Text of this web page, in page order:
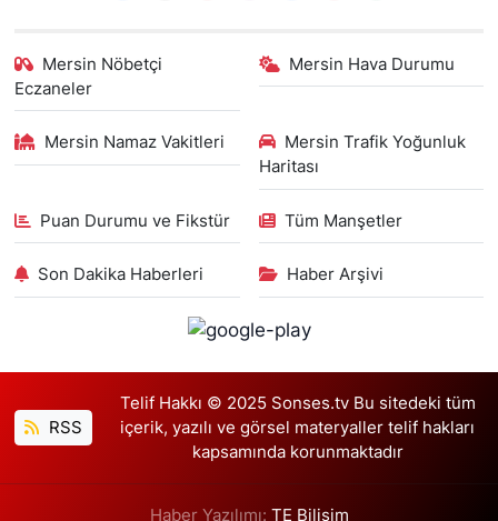
Mersin Nöbetçi
Eczaneler
Mersin Hava Durumu
Mersin Namaz Vakitleri
Mersin Trafik Yoğunluk
Haritası
Puan Durumu ve Fikstür Tüm Manşetler
Son Dakika Haberleri Haber Arşivi
RSS
Telif Hakkı © 2025 Sonses.tv Bu sitedeki tüm
içerik, yazılı ve görsel materyaller telif hakları
kapsamında korunmaktadır
Haber Yazılımı: TE Bilişim